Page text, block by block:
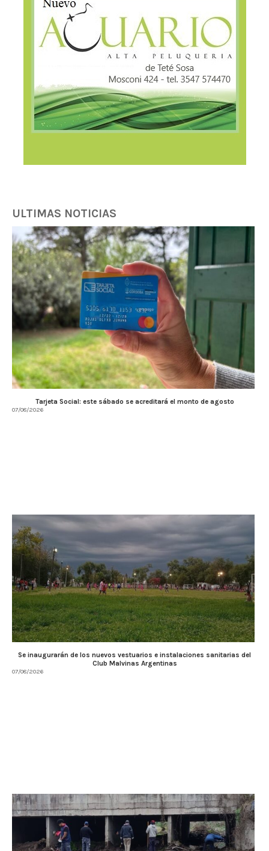
ULTIMAS NOTICIAS
Tarjeta Social: este sábado se acreditará el monto de agosto
07/08/2026
Se inaugurarán de los nuevos vestuarios e instalaciones sanitarias del
Club Malvinas Argentinas
07/08/2026